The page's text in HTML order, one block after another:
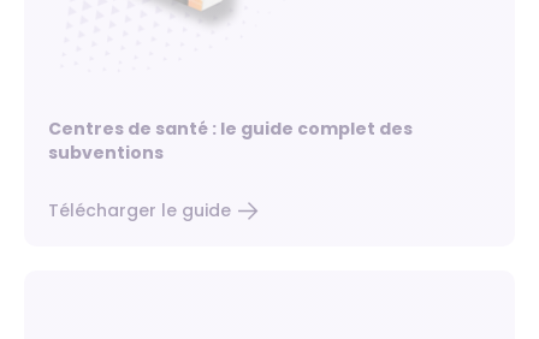
Centres de santé : le guide complet des
subventions
Télécharger le guide